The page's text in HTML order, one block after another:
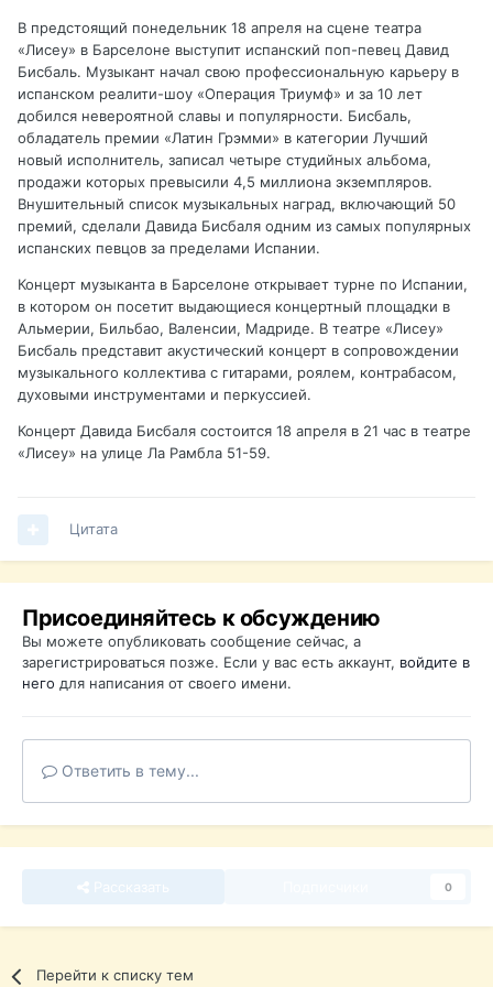
В предстоящий понедельник 18 апреля на сцене театра
«Лисеу» в Барселоне выступит испанский поп-певец Давид
Бисбаль. Музыкант начал свою профессиональную карьеру в
испанском реалити-шоу «Операция Триумф» и за 10 лет
добился невероятной славы и популярности. Бисбаль,
обладатель премии «Латин Грэмми» в категории Лучший
новый исполнитель, записал четыре студийных альбома,
продажи которых превысили 4,5 миллиона экземпляров.
Внушительный список музыкальных наград, включающий 50
премий, сделали Давида Бисбаля одним из самых популярных
испанских певцов за пределами Испании.
Концерт музыканта в Барселоне открывает турне по Испании,
в котором он посетит выдающиеся концертный площадки в
Альмерии, Бильбао, Валенсии, Мадриде. В театре «Лисеу»
Бисбаль представит акустический концерт в сопровождении
музыкального коллектива с гитарами, роялем, контрабасом,
духовыми инструментами и перкуссией.
Концерт Давида Бисбаля состоится 18 апреля в 21 час в театре
«Лисеу» на улице Ла Рамбла 51-59.
Цитата
Присоединяйтесь к обсуждению
Вы можете опубликовать сообщение сейчас, а
зарегистрироваться позже. Если у вас есть аккаунт, войдите в
него для написания от своего имени.
Ответить в тему...
0
Перейти к списку тем